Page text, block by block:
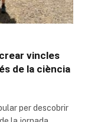
crear vincles
de la ciència
per descobrir